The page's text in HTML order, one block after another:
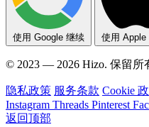
使用 Google 继续 使用 Apple
© 2023 — 2026 Hizo. 保留所
隐私政策 服务条款 Cookie
Instagram Threads Pinterest
返回顶部